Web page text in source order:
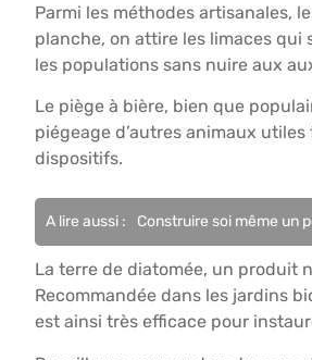
Parmi les méthodes artisanales,
planche, on attire les limaces qui
les populations sans nuire aux
Le piège à bière, bien que
piégeage d’autres animaux
dispositifs.
A lire aussi : Construire soi même un
La terre de diatomée, un produit
Recommandée dans les jardins
est ainsi très efficace pour